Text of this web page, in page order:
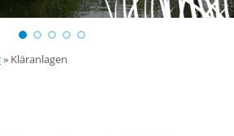
» Kläranlagen